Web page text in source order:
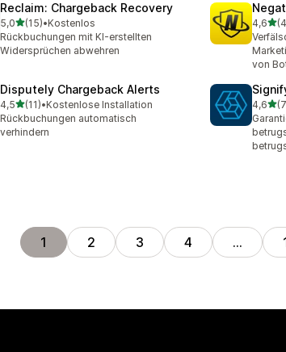
Reclaim: Chargeback Recovery
5,0von 5 Sternen
(15)
15 Rezensionen insgesamt
•Kostenlos
Rückbuchungen mit KI-erstellten
Widersprüchen abwehren
4,6von
47
von
Disputely Chargeback Alerts
4,5von 5 Sternen
(11)
11 Rezensionen insgesamt
•Kostenlose Installation
Rückbuchungen automatisch
verhindern
4,6von
71
1 2 3 4 …